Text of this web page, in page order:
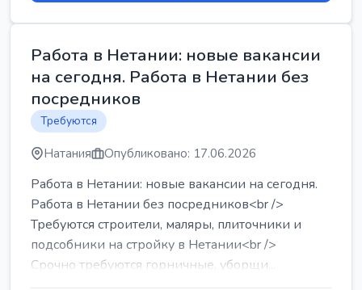
Работа в Нетании: новые вакансии
на сегодня. Работа в Нетании без
посредников
Требуются
Натания Опубликовано: 17.06.2026
Работа в Нетании: новые вакансии на сегодня.
Работа в Нетании без посредников<br />
Требуются строители, маляры, плиточники и
подсобники на стройку в Нетании<br />
Срочно требуются горничные, уборщи...